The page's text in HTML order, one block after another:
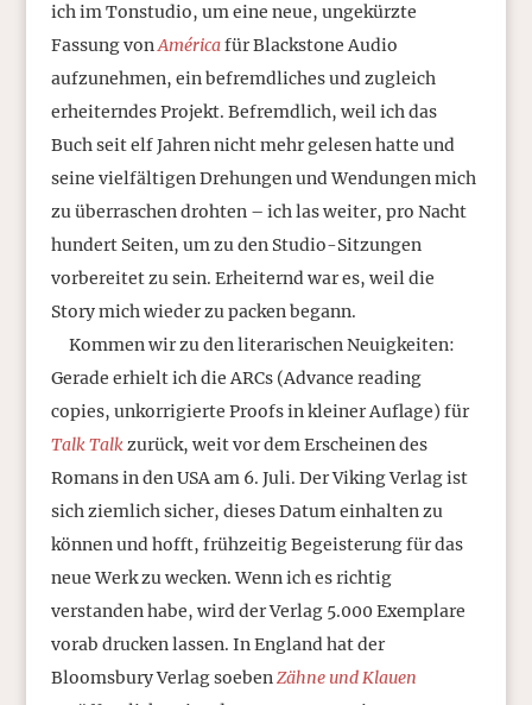
ich im Tonstudio, um eine neue, ungekürzte
Fassung vonAméricafür Blackstone Audio
aufzunehmen, ein befremdliches und zugleich
erheiterndes Projekt. Befremdlich, weil ich das
Buch seit elf Jahren nicht mehr gelesen hatte und
seine vielfältigen Drehungen und Wendungen mich
zu überraschen drohten – ich las weiter, pro Nacht
hundert Seiten, um zu den Studio-Sitzungen
vorbereitet zu sein. Erheiternd war es, weil die
Story mich wieder zu packen begann.
Kommen wir zu den literarischen Neuigkeiten:
Gerade erhielt ich die ARCs (Advance reading
copies, unkorrigierte Proofs in kleiner Auflage) für
Talk Talkzurück, weit vor dem Erscheinen des
Romans in den USA am 6. Juli. Der Viking Verlag ist
sich ziemlich sicher, dieses Datum einhalten zu
können und hofft, frühzeitig Begeisterung für das
neue Werk zu wecken. Wenn ich es richtig
verstanden habe, wird der Verlag 5.000 Exemplare
vorab drucken lassen. In England hat der
Bloomsbury Verlag soebenZähne und Klauen